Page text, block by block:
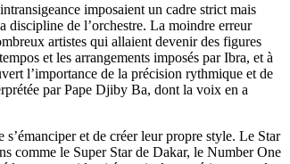
imposaient un cadre strict mais
discipline de l’orchestre. La moindre erreur
artistes qui allaient devenir des figures
et les arrangements imposés par Ibra, et à
l’importance de la précision rythmique et de
par Pape Djiby Ba, dont la voix en a
et de créer leur propre style. Le Star
comme le Super Star de Dakar, le Number One